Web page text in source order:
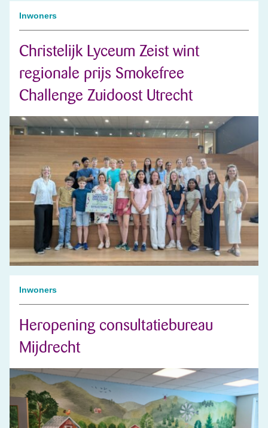
Inwoners
Christelijk Lyceum Zeist wint
regionale prijs Smokefree
Challenge Zuidoost Utrecht
Inwoners
Heropening consultatiebureau
Mijdrecht